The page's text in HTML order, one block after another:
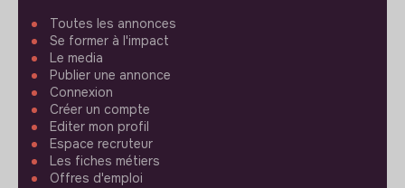
Toutes les annonces
Se former à l'impact
Le media
Publier une annonce
Connexion
Créer un compte
Editer mon profil
Espace recruteur
Les fiches métiers
Offres d'emploi